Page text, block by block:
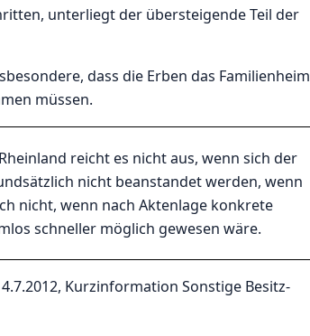
unterliegt der übersteigende Teil der
dass die Erben das Familienheim
müssen.
reicht es nicht aus, wenn sich der
nicht beanstandet werden, wenn
nicht, wenn nach Aktenlage konkrete
schneller möglich gewesen wäre.
Kurzinformation Sonstige Besitz-